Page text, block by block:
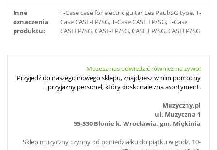
Inne
oznaczenia
produktu:
T-Case case for electric guitar Les Paul/SG type, T-
Case CASE-LP/SG, T-Case CASE LP/SG, T-Case
CASELP/SG, CASE-LP/SG, CASE LP/SG, CASELP/SG
Możesz nas odwiedzić również na żywo!
Przyjedź do naszego nowego sklepu, znajdziesz w nim pomocny
i przyjazny personel, który doskonale zna asortyment.
Muzyczny.pl
ul. Muzyczna 1
55-330 Błonie k. Wrocławia, gm. Miękinia
Sklep muzyczny czynny od poniedziałku do piątku w godz. 10-